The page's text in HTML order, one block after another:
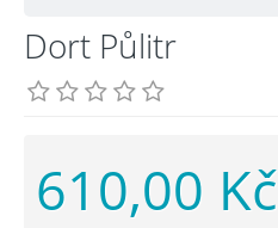
Dort Půlitr
610,00 Kč